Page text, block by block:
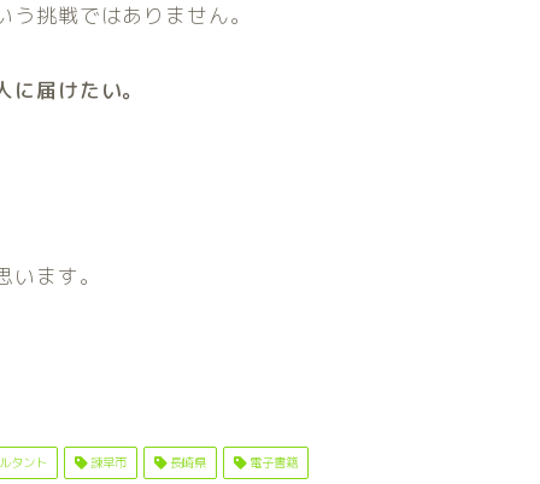
挑戦ではありません。
届けたい。
ます。
タント 諫早市 長崎県 電子書籍